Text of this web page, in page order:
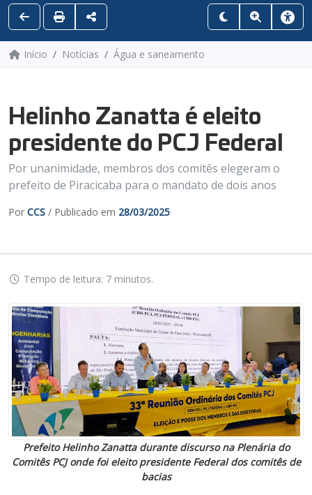
Início Notícias Água e saneamento
Helinho Zanatta é eleito
presidente do PCJ Federal
Por unanimidade, membros dos comitês elegeram o
prefeito de Piracicaba para o mandato de dois anos
Por CCS / Publicado em 28/03/2025
Tempo de leitura: 7 minutos.
Prefeito Helinho Zanatta durante discurso na Plenária do
Comitês PCJ onde foi eleito presidente Federal dos comitês de
bacias